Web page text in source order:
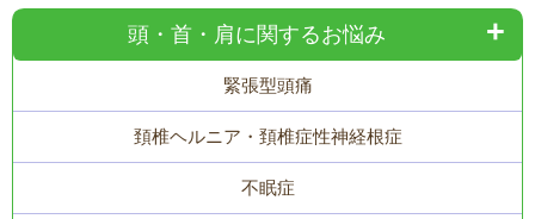
頭・首・肩に関するお悩み
緊張型頭痛
頚椎ヘルニア・頚椎症性神経根症
不眠症